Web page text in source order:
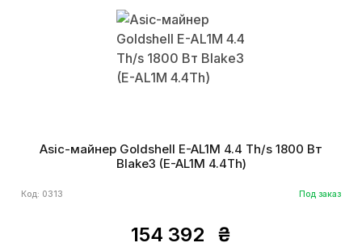
Asic-майнер Goldshell E-AL1M 4.4 Th/s 1800 Вт
Blake3 (E-AL1M 4.4Th)
Код: 0313 Под заказ
154 392 ₴